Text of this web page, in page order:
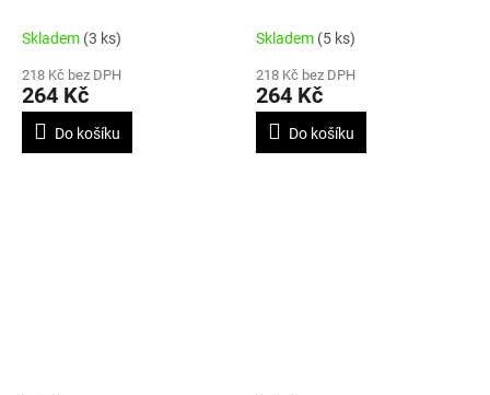
PRAVÁKY
Skladem (3 ks)
218 Kč bez DPH
264 Kč
Do košíku
LEVÁKY
Skladem (5 ks)
218 Kč bez DPH
264 Kč
Do košíku